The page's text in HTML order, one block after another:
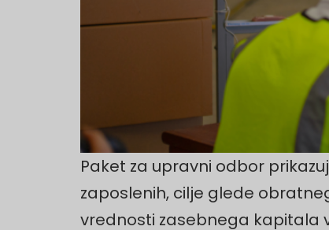
Paket za upravni odbor
zaposlenih, cilje glede
vrednosti zasebnega kapitala